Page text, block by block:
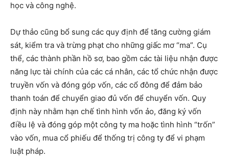
học và công nghệ.
Dự thảo cũng bổ sung các quy định để tăng cường giám
sát, kiểm tra và trừng phạt cho những giấc mơ “ma”. Cụ
thể, các thành phần hồ sơ, bao gồm các tài liệu nhận được
năng lực tài chính của các cá nhân, các tổ chức nhận được
truyền vốn và đóng góp vốn, các cổ đông để đảm bảo
thanh toán để chuyển giao đủ vốn để chuyển vốn. Quy
định này nhằm hạn chế tình hình vốn ảo, đăng ký vốn
điều lệ và đóng góp một công ty ma hoặc tình hình “trốn”
vào vốn, mua cổ phiếu để thống trị công ty để vi phạm
luật pháp.